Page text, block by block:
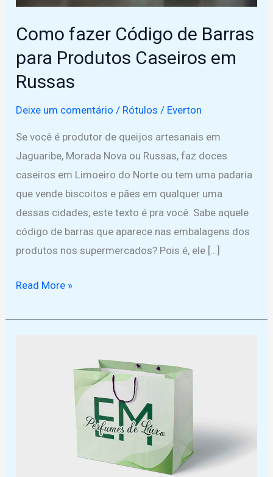
Como fazer Código de Barras
para Produtos Caseiros em
Russas
Deixe um comentário / Rótulos / Everton
Se você é produtor de queijos artesanais em
Jaguaribe, Morada Nova ou Russas, faz doces
caseiros em Limoeiro do Norte ou tem uma padaria
que vende biscoitos e pães em qualquer uma
dessas cidades, este texto é pra você. Sabe aquele
código de barras que aparece nas embalagens dos
produtos nos supermercados? Pois é, ele […]
Como
Código
Read More »